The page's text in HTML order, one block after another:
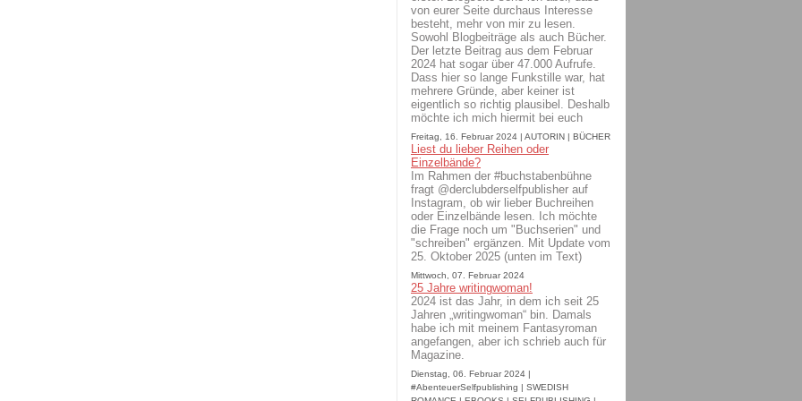
von eurer Seite durchaus Interesse
besteht, mehr von mir zu lesen.
Sowohl Blogbeiträge als auch Bücher.
Der letzte Beitrag aus dem Februar
2024 hat sogar über 47.000 Aufrufe.
Dass hier so lange Funkstille war, hat
mehrere Gründe, aber keiner ist
eigentlich so richtig plausibel. Deshalb
möchte ich mich hiermit bei euch
Freitag, 16. Februar 2024 | AUTORIN | BÜCHER
Liest du lieber Reihen oder
Einzelbände?
Im Rahmen der #buchstabenbühne
fragt @derclubderselfpublisher auf
Instagram, ob wir lieber Buchreihen
oder Einzelbände lesen. Ich möchte
die Frage noch um "Buchserien" und
"schreiben" ergänzen. Mit Update vom
25. Oktober 2025 (unten im Text)
Mittwoch, 07. Februar 2024
25 Jahre writingwoman!
2024 ist das Jahr, in dem ich seit 25
Jahren „writingwoman“ bin. Damals
habe ich mit meinem Fantasyroman
angefangen, aber ich schrieb auch für
Magazine.
Dienstag, 06. Februar 2024 |
#AbenteuerSelfpublishing | SWEDISH